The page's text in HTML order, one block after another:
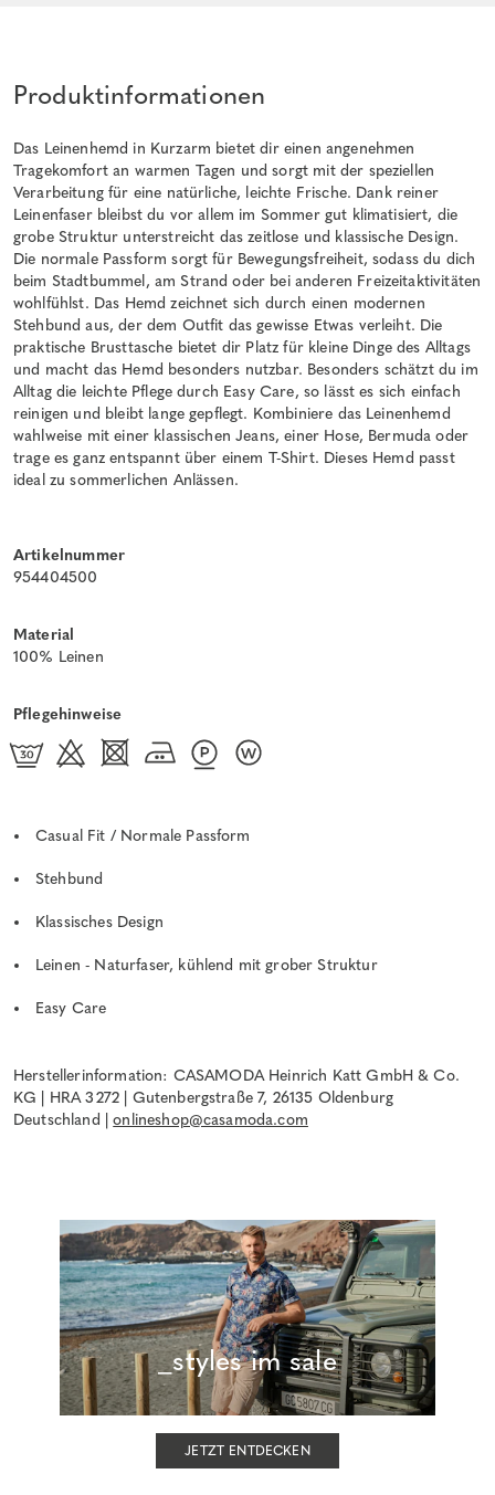
Produktinformationen
Das Leinenhemd in Kurzarm bietet dir einen angenehmen
Tragekomfort an warmen Tagen und sorgt mit der speziellen
Verarbeitung für eine natürliche, leichte Frische. Dank reiner
Leinenfaser bleibst du vor allem im Sommer gut klimatisiert, die
grobe Struktur unterstreicht das zeitlose und klassische Design.
Die normale Passform sorgt für Bewegungsfreiheit, sodass du dich
beim Stadtbummel, am Strand oder bei anderen Freizeitaktivitäten
wohlfühlst. Das Hemd zeichnet sich durch einen modernen
Stehbund aus, der dem Outfit das gewisse Etwas verleiht. Die
praktische Brusttasche bietet dir Platz für kleine Dinge des Alltags
und macht das Hemd besonders nutzbar. Besonders schätzt du im
Alltag die leichte Pflege durch Easy Care, so lässt es sich einfach
reinigen und bleibt lange gepflegt. Kombiniere das Leinenhemd
wahlweise mit einer klassischen Jeans, einer Hose, Bermuda oder
trage es ganz entspannt über einem T-Shirt. Dieses Hemd passt
ideal zu sommerlichen Anlässen.
Artikelnummer
954404500
Material
100% Leinen
Pflegehinweise
Casual Fit / Normale Passform
Stehbund
Klassisches Design
Leinen - Naturfaser, kühlend mit grober Struktur
Easy Care
Herstellerinformation: CASAMODA Heinrich Katt GmbH & Co.
KG | HRA 3272 | Gutenbergstraße 7, 26135 Oldenburg
Deutschland |onlineshop@casamoda.com
_styles im sale
JETZT ENTDECKEN